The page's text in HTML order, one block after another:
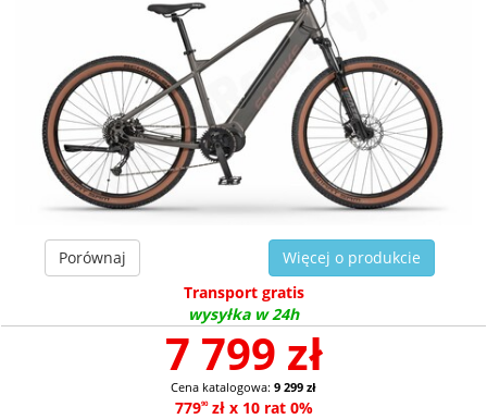
Porównaj
Więcej o produkcie
Transport gratis
wysyłka w 24h
7 799 zł
Cena katalogowa: 9 299 zł
77990zł x 10 rat 0%